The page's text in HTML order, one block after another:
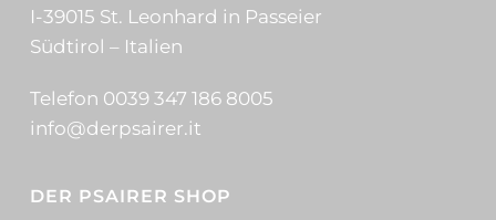
I-39015 St. Leonhard in Passeier
Südtirol – Italien
Telefon 0039 347 186 8005
info@derpsairer.it
DER PSAIRER SHOP